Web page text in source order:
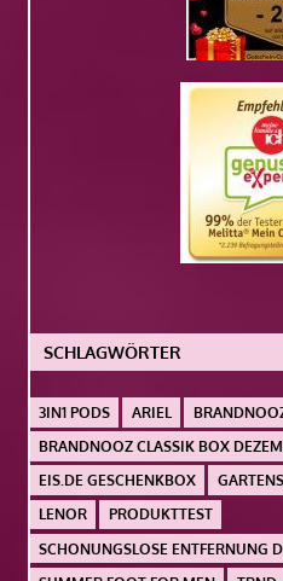
SCHLAGWÖRTER
3IN1 PODS ARIEL
BRANDNOOZ CLASSIK BOX
EIS.DE GESCHENKBOX
LENOR
PRODUKTTEST
SCHONUNGSLOSE ENTFERNUNG